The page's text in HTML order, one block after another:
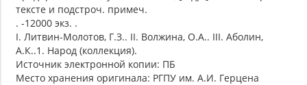
тексте и подстроч. примеч.
. -12000 экз. .
I. Литвин-Молотов, Г.З.. II. Волжина, О.А.. III. Аболин,
А.К..1. Народ (коллекция).
Источник электронной копии: ПБ
Место хранения оригинала: РГПУ им. А.И. Герцена